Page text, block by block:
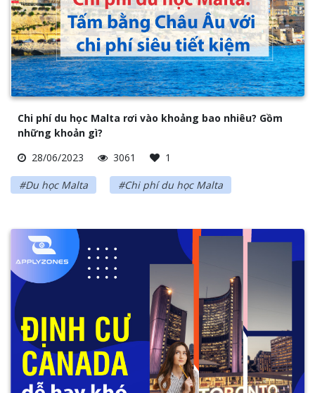
Chi phí du học Malta rơi vào khoảng bao nhiêu? Gồm
những khoản gì?
28/06/2023
3061 1
#Du học Malta #Chi phí du học Malta